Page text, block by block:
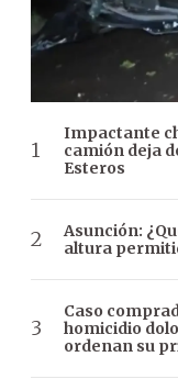
Impactante
camión deja
Esteros
Asunción:
altura
Caso
homicidio
ordenan su